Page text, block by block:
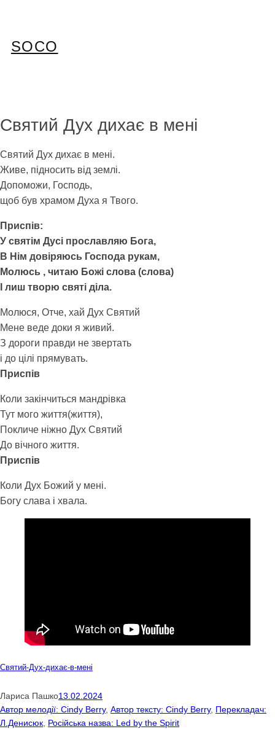
SOCO
Святий Дух дихає в мені
Святий Дух дихає в мені.
Живе, підносить від землі.
Допоможи, Господь,
щоб був храмом Духа я Твого.
Приспів:
У святім Дусі прославляю Бога,
В Нім довіряюсь Господа рукам,
Молюсь , читаю Божі слова (слова)
І лиш творю святі діла.
Молюся, Отче, хай Дух Святий
Мене веде доки я живий.
З дороги правди не звертать
і до цілі прямувать.
Приспів
Коли закінчиться мандрівка
Тут мого життя(життя),
Покличе ніжно Дух Святий
До вічного життя.
Приспів
Коли Дух Божий у мені.
Богу слава і хвала.
Святий-Дух-дихає-в-мені
Лариса Пашко13.02.2024
Автор мелодії: Cindy Berry, Автор тексту: Cindy Berry, Перекладач:
Л.Денисюк, Російська назва: Led by the Spirit